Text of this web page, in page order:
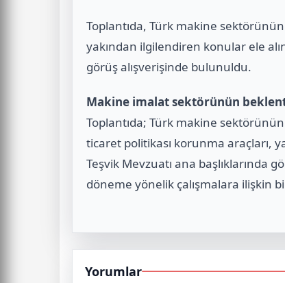
Toplantıda, Türk makine
yakından ilgilendiren konular ele
görüş alışverişinde bulunuldu.
Makine imalat sektörünün
Toplantıda; Türk makine
ticaret politikası korunma araçları,
Teşvik Mevzuatı ana başlıklarında
döneme yönelik çalışmalara ilişkin
Yorumlar